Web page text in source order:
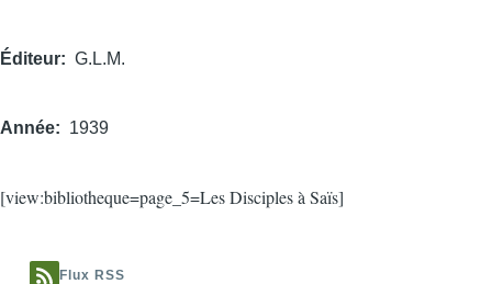
Éditeur G.L.M.
Année 1939
[view:bibliotheque=page_5=Les Disciples à Saïs]
Flux RSS